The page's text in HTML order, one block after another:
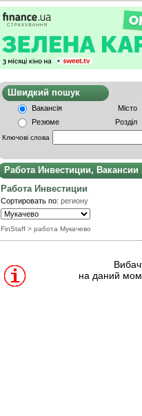
Швидкий
Вакансія
Місто
Резюме
Розділ
Ключові слова
Работа Инвестиции,
Работа Инвестиции
Сортировать по: региону
FinStaff > работа Мукачево
на даний